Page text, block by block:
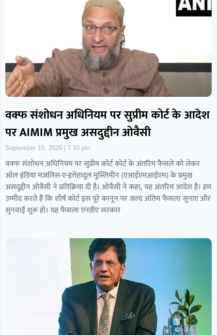
वक्फ संशोधन अधिनियम पर सुप्रीम कोर्ट के आदेश
पर AIMIM प्रमुख असदुद्दीन ओवैसी
September 15, 2025 7:10 pm
वक्फ संशोधन अधिनियम पर सुप्रीम कोर्ट कोर्ट के अंतरिम फैसले को लेकर
ऑल इंडिया मजलिस-ए-इत्तेहादुल मुस्लिमीन (एआईएमआईएम) के प्रमुख
असदुद्दीन ओवैसी ने प्रतिक्रिया दी है। ओवैसी ने कहा, यह अंतरिम आदेश है। हम
उम्मीद करते हैं कि शीर्ष कोर्ट इस पूरे कानून पर जल्द अंतिम फैसला सुनाए और
सुनवाई शुरू हो। यह फैसला एनडीए सरकार